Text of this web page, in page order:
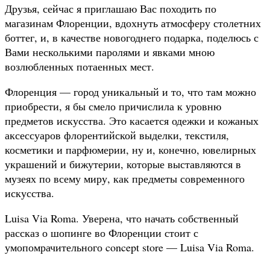
Друзья, сейчас я приглашаю Вас походить по
магазинам Флоренции, вдохнуть атмосферу столетних
боттег, и, в качестве новогоднего подарка, поделюсь с
Вами несколькими паролями и явками мною
возлюбленных потаенных мест.
Флоренция — город уникальный и то, что там можно
приобрести, я бы смело причислила к уровню
предметов искусства. Это касается одежки и кожаных
аксессуаров флорентийской выделки, текстиля,
косметики и парфюмерии, ну и, конечно, ювелирных
украшений и бижутерии, которые выставляются в
музеях по всему миру, как предметы современного
искусства.
Luisa Via Roma. Уверена, что начать собственный
рассказ о шопинге во Флоренции стоит с
умопомрачительного concept store — Luisa Via Roma.